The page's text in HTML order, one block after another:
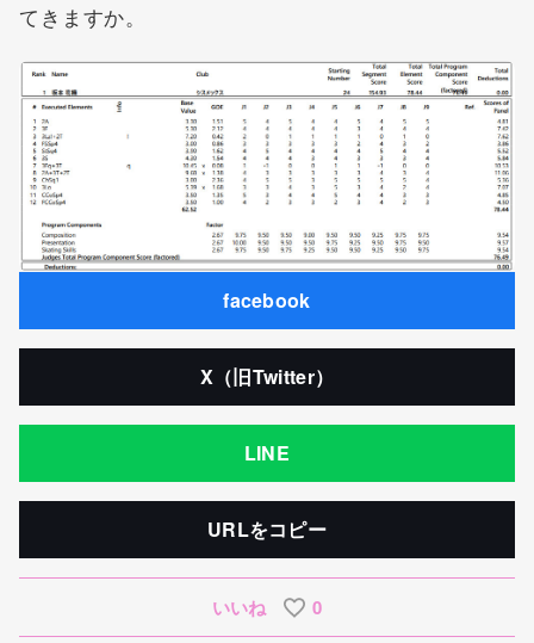
てきますか。
facebook
X（旧Twitter）
LINE
URLをコピー
いいね 0